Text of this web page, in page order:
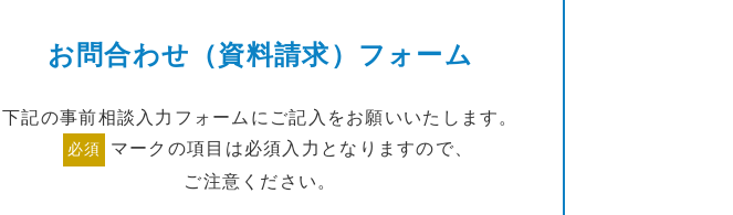
お問合わせ（資料請求）フォーム
下記の事前相談入力フォームにご記入をお願いいたします。
必須
マークの項目は必須入力となりますので、
ご注意ください。